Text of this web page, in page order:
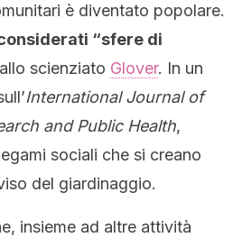
è diventato popolare.
“sfere di
scienziato Glover. In un
International Journal of
and Public Health,
sociali che si creano
del giardinaggio.
insieme ad altre attività